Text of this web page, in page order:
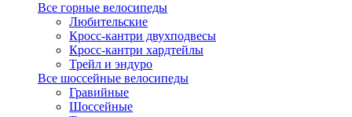
Все горные велосипеды
Любительские
Кросс-кантри двухподвесы
Кросс-кантри хардтейлы
Трейл и эндуро
Все шоссейные велосипеды
Гравийные
Шоссейные